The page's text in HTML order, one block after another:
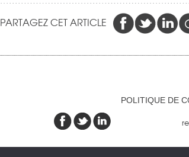
PARTAGEZ CET ARTICLE
POLITIQUE DE